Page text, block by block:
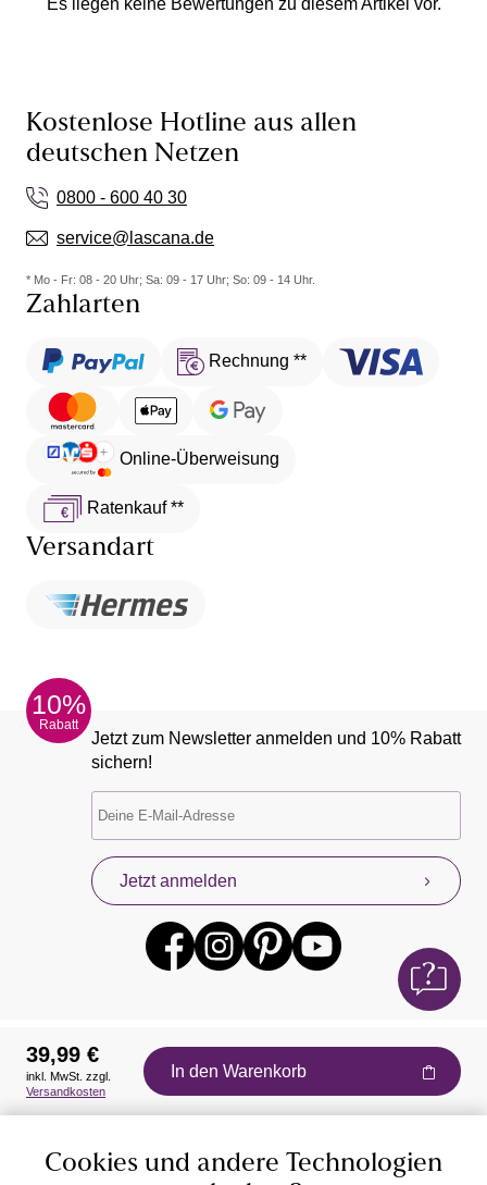
Es liegen keine Bewertungen zu diesem Artikel vor.
Kostenlose Hotline aus allen
deutschen Netzen
0800 - 600 40 30
service@lascana.de
* Mo - Fr: 08 - 20 Uhr; Sa: 09 - 17 Uhr; So: 09 - 14 Uhr.
Zahlarten
Rechnung **
Online-Überweisung
Ratenkauf **
Versandart
10%
Rabatt
Jetzt zum Newsletter anmelden und 10% Rabatt
sichern!
Jetzt anmelden
Auszeichnungen
39,99 €
inkl. MwSt. zzgl.
Versandkosten
In den Warenkorb
Cookies und andere Technologien